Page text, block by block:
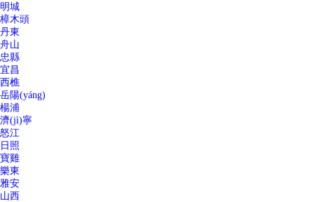
明城
樟木頭
丹東
舟山
忠縣
宜昌
西樵
岳陽(yáng)
楊浦
濟(jì)寧
怒江
日照
寶雞
樂東
雅安
山西